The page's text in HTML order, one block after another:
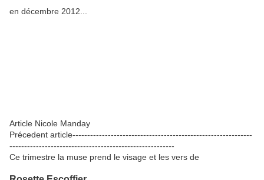
en décembre 2012...
Article Nicole Manday
Précedent article-------------------------------------------------------------
--------------------------------------------------------
Ce trimestre la muse prend le visage et les vers de